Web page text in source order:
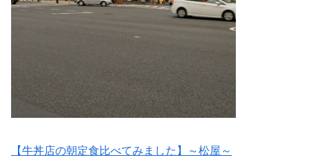
【牛丼店の朝定食比べてみました】～松屋～